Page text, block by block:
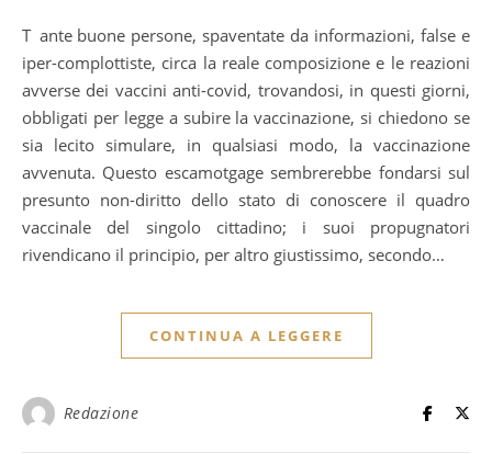
Tante buone persone, spaventate da informazioni, false e
iper-complottiste, circa la reale composizione e le reazioni
avverse dei vaccini anti-covid, trovandosi, in questi giorni,
obbligati per legge a subire la vaccinazione, si chiedono se
sia lecito simulare, in qualsiasi modo, la vaccinazione
avvenuta. Questo escamotgage sembrerebbe fondarsi sul
presunto non-diritto dello stato di conoscere il quadro
vaccinale del singolo cittadino; i suoi propugnatori
rivendicano il principio, per altro giustissimo, secondo…
CONTINUA A LEGGERE
Redazione